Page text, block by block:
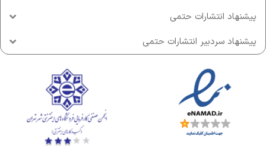
پیشنهاد انتشارات حتمی
پیشنهاد سردبیر انتشارات حتمی